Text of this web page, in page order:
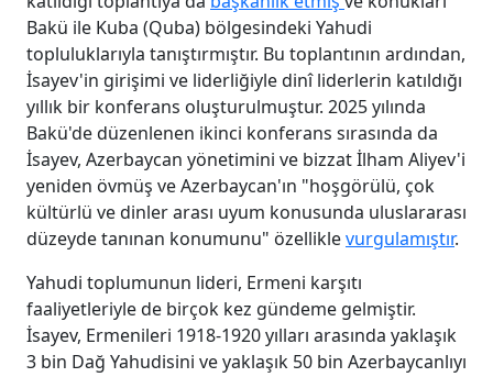
Bakü ile Kuba (Quba) bölgesindeki Yahudi
topluluklarıyla tanıştırmıştır. Bu toplantının ardından,
İsayev'in girişimi ve liderliğiyle dinî liderlerin katıldığı
yıllık bir konferans oluşturulmuştur. 2025 yılında
Bakü'de düzenlenen ikinci konferans sırasında da
İsayev, Azerbaycan yönetimini ve bizzat İlham Aliyev'i
yeniden övmüş ve Azerbaycan'ın "hoşgörülü, çok
kültürlü ve dinler arası uyum konusunda uluslararası
düzeyde tanınan konumunu" özelliklevurgulamıştır.
Yahudi toplumunun lideri, Ermeni karşıtı
faaliyetleriyle de birçok kez gündeme gelmiştir.
İsayev, Ermenileri 1918-1920 yılları arasında yaklaşık
3 bin Dağ Yahudisini ve yaklaşık 50 bin Azerbaycanlıyı